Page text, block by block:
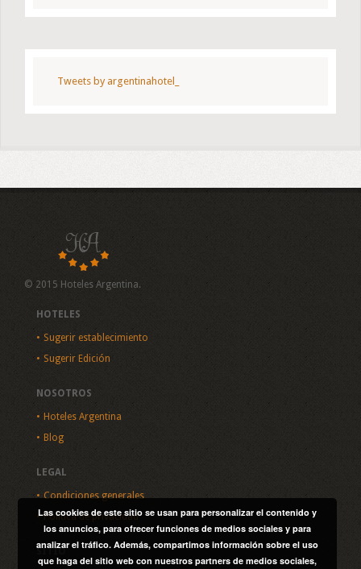
Tweets by argentinahotel_
© 2015 Hoteles Argentina.
HOTELES
Sugerir establecimiento
Sugerir Edición
NOSOTROS
Hoteles Argentina
Blog
LEGAL
Condiciones generales
Política de privacidad
SITIO
Las cookies de este sitio se usan para personalizar el contenido y
los anuncios, para ofrecer funciones de medios sociales y para
analizar el tráfico. Además, compartimos información sobre el uso
que haga del sitio web con nuestros partners de medios sociales,